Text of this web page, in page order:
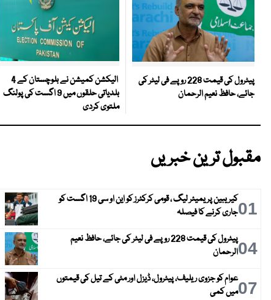
پیٹرول کی قیمت 228 روپے فی لیٹر کی
جائے، حافظ نعیم الرحمان
الیکشن کمیشن نے بلوچستان کے 4
بلدیاتی حلقوں میں 9 اگست کی پولنگ
ملتوی کردی
مقبول ترین خبریں
01
کیریبین پریمیئر لیگ ، قومی کرکٹرز کو این او سی 19 اگست کو
جاری کرنے کا فیصلہ
04
پیٹرول کی قیمت 228 روپے فی لیٹر کی جائے، حافظ نعیم
الرحمان
07عوام کو جزوی ریلیف، پیٹرول، ڈیزل اور مٹی کے تیل کی قیمتوں
میں کمی